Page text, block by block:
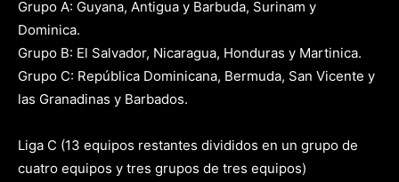
Grupo A: Guyana, Antigua y Barbuda, Surinam y
Dominica.
Grupo B: El Salvador, Nicaragua, Honduras y Martinica.
Grupo C: República Dominicana, Bermuda, San Vicente y
las Granadinas y Barbados.
Liga C (13 equipos restantes divididos en un grupo de
cuatro equipos y tres grupos de tres equipos)